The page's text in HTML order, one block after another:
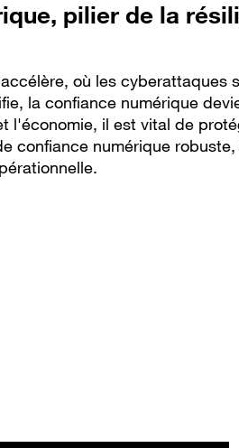
pilier de la
où les
la confiance numérique
l'économie, il est vital de
confiance numérique